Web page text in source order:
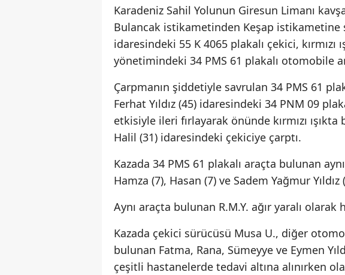
Karadeniz Sahil Yolunun Giresun Limanı
Bulancak istikametinden Keşap istikametine
idaresindeki 55 K 4065 plakalı çekici, kırmızı
yönetimindeki 34 PMS 61 plakalı otomobile
Çarpmanın şiddetiyle savrulan 34 PMS 61
Ferhat Yıldız (45) idaresindeki 34 PNM 09
etkisiyle ileri fırlayarak önünde kırmızı
Halil (31) idaresindeki çekiciye çarptı.
Kazada 34 PMS 61 plakalı araçta bulunan
Hamza (7), Hasan (7) ve Sadem Yağmur
Aynı araçta bulunan R.M.Y. ağır yaralı olarak
Kazada çekici sürücüsü Musa U., diğer
bulunan Fatma, Rana, Sümeyye ve Eymen
çeşitli hastanelerde tedavi altına alınırken